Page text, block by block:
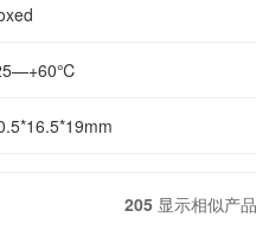
205 显示相似产品